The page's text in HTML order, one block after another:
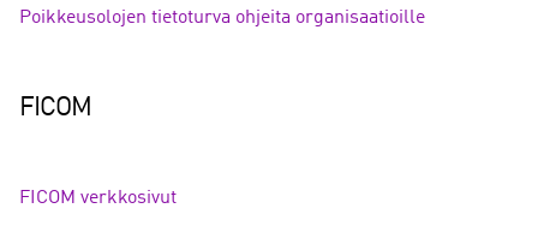
Poikkeusolojen tietoturva ohjeita organisaatioille
FICOM
FICOM verkkosivut